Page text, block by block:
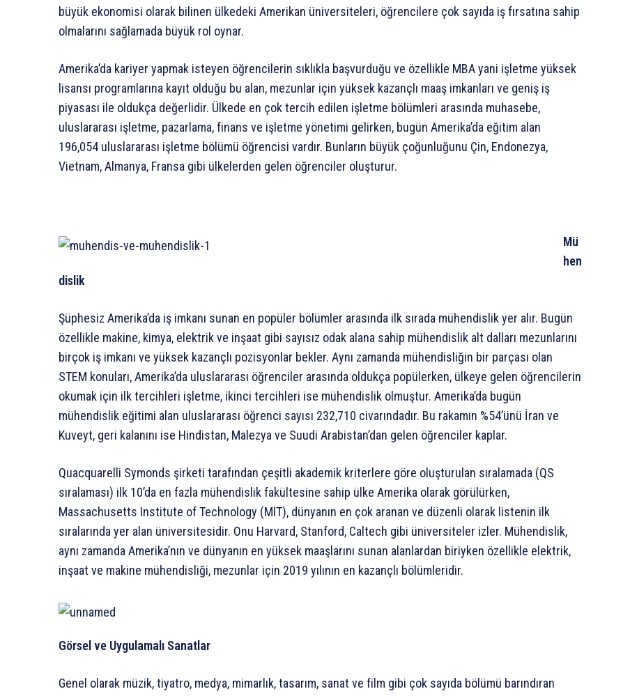
büyük ekonomisi olarak bilinen ülkedeki Amerikan üniversiteleri, öğrencilere çok sayıda iş fırsatına sahip
olmalarını sağlamada büyük rol oynar.
Amerika’da kariyer yapmak isteyen öğrencilerin sıklıkla başvurduğu ve özellikle MBA yani işletme yüksek
lisansı programlarına kayıt olduğu bu alan, mezunlar için yüksek kazançlı maaş imkanları ve geniş iş
piyasası ile oldukça değerlidir. Ülkede en çok tercih edilen işletme bölümleri arasında muhasebe,
uluslararası işletme, pazarlama, finans ve işletme yönetimi gelirken, bugün Amerika’da eğitim alan
196,054 uluslararası işletme bölümü öğrencisi vardır. Bunların büyük çoğunluğunu Çin, Endonezya,
Vietnam, Almanya, Fransa gibi ülkelerden gelen öğrenciler oluşturur.
Mü
hen
dislik
Şüphesiz Amerika’da iş imkanı sunan en popüler bölümler arasında ilk sırada mühendislik yer alır. Bugün
özellikle makine, kimya, elektrik ve inşaat gibi sayısız odak alana sahip mühendislik alt dalları mezunlarını
birçok iş imkanı ve yüksek kazançlı pozisyonlar bekler. Aynı zamanda mühendisliğin bir parçası olan
STEM konuları, Amerika’da uluslararası öğrenciler arasında oldukça popülerken, ülkeye gelen öğrencilerin
okumak için ilk tercihleri işletme, ikinci tercihleri ise mühendislik olmuştur. Amerika’da bugün
mühendislik eğitimi alan uluslararası öğrenci sayısı 232,710 civarındadır. Bu rakamın %54’ünü İran ve
Kuveyt, geri kalanını ise Hindistan, Malezya ve Suudi Arabistan’dan gelen öğrenciler kaplar.
Quacquarelli Symonds şirketi tarafından çeşitli akademik kriterlere göre oluşturulan sıralamada (QS
sıralaması) ilk 10’da en fazla mühendislik fakültesine sahip ülke Amerika olarak görülürken,
Massachusetts Institute of Technology (MIT), dünyanın en çok aranan ve düzenli olarak listenin ilk
sıralarında yer alan üniversitesidir. Onu Harvard, Stanford, Caltech gibi üniversiteler izler. Mühendislik,
aynı zamanda Amerika’nın ve dünyanın en yüksek maaşlarını sunan alanlardan biriyken özellikle elektrik,
inşaat ve makine mühendisliği, mezunlar için 2019 yılının en kazançlı bölümleridir.
Görsel ve Uygulamalı Sanatlar
Genel olarak müzik, tiyatro, medya, mimarlık, tasarım, sanat ve film gibi çok sayıda bölümü barındıran